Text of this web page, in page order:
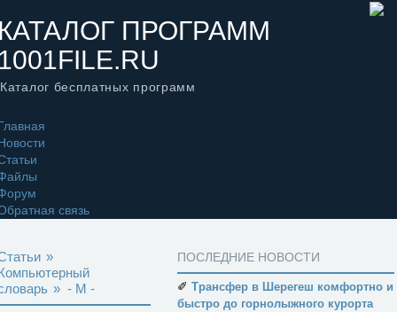
ПРОГРАММ
Каталог бесплатных программ
связь
»
» - M -
ПОСЛЕДНИЕ НОВОСТИ
✐ Трансфер в Шерегеш комфортно и
быстро до горнолыжного курорта